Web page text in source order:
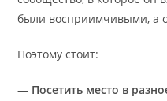
были восприимчивыми, а
Поэтому стоит:
— Посетить место в